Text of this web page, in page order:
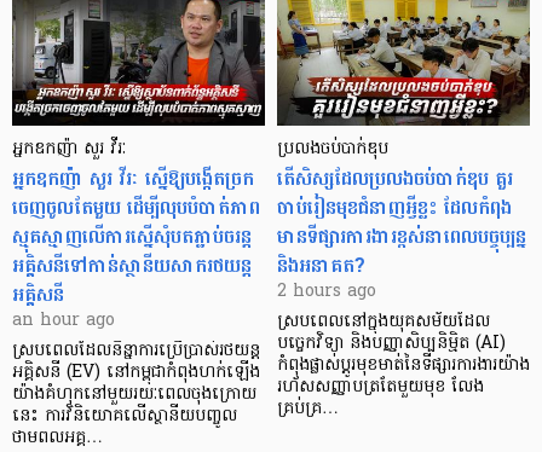
អ្នកឧកញ៉ា សួរ វីរៈ
អ្នកឧកញ៉ា សួរ វីរៈ ស្នើឱ្យបង្កើតច្រក
ចេញចូលតែមួយ ដើម្បីលុបបំបាត់ភាព
ស្មុគស្មាញលើការស្នើសុំបតភ្ជាប់ចរន្ត
អគ្គិសនីទៅកាន់ស្ថានីយសាករថយន្ត
អគ្គិសនី
an hour ago
ស្របពេលដែលនិន្នាការប្រើប្រាស់រថយន្ត
អគ្គិសនី (EV) នៅកម្ពុជាកំពុងហក់ឡើង
យ៉ាងគំហុកនៅមួយរយៈពេលចុងក្រោយ
នេះ ការវិនិយោគលើស្ថានីយបញ្ចូល
ថាមពលអគ្គ…
ប្រលងចប់បាក់ឌុប
តើសិស្សដែលប្រលងចប់បាក់ឌុប គួរ
ចាប់រៀនមុខជំនាញអ្វីខ្លះ ដែលកំពុង
មានទីផ្សារការងារខ្ពស់នាពេលបច្ចុប្បន្ន
និងអនាគត?
2 hours ago
ស្របពេលនៅក្នុងយុគសម័យដែល
បច្ចេកវិទ្យា និងបញ្ញាសិប្បនិម្មិត (AI)
កំពុងផ្លាស់ប្តូរមុខមាត់នៃទីផ្សារការងារយ៉ាង
រហ័សសញ្ញាបត្រតែមួយមុខ លែង
គ្រប់គ្រ…